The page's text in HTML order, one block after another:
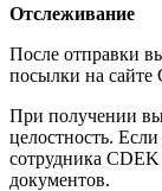
Отслеживание
После отправки
посылки на сайте
При получении вы
целостность.
сотрудника
документов.